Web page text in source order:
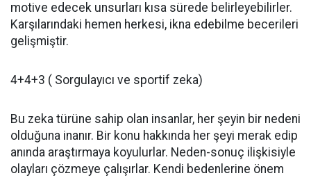
motive edecek unsurları kısa sürede belirleyebilirler.
Karşılarındaki hemen herkesi, ikna edebilme becerileri
gelişmiştir.
4+4+3 ( Sorgulayıcı ve sportif zeka)
Bu zeka türüne sahip olan insanlar, her şeyin bir nedeni
olduğuna inanır. Bir konu hakkında her şeyi merak edip
anında araştırmaya koyulurlar. Neden-sonuç ilişkisiyle
olayları çözmeye çalışırlar. Kendi bedenlerine önem